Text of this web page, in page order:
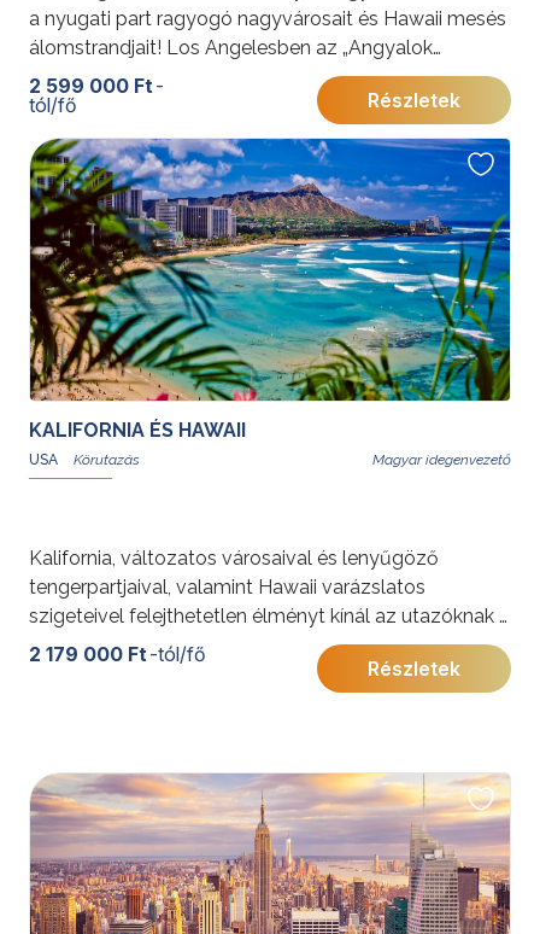
a nyugati part ragyogó nagyvárosait és Hawaii mesés
álomstrandjait! Los Angelesben az „Angyalok
városának” sztárvilágában sétálhat, Las Vegas
neonfényes kaszinói és showműsorai garantálják az
izgalmas pillanatokat, míg Honoluluban a legendás
Waikiki Beach-en ünnepelheti az újévet igazi hawaii
hangulatban.
További érdekességekért az Amerikai Egyesült
Államokról kattintson ide.
2 599 000 Ft -
tól/fő
Részletek
KALIFORNIA ÉS HAWAII
USA Magyar idegenvezető
Kalifornia, változatos városaival és lenyűgöző
tengerpartjaival, valamint Hawaii varázslatos
szigeteivel felejthetetlen élményt kínál az utazóknak a
filmipar csillogásától a természeti szépségekig. Los
Angeles, Santa Barbara és San Diego mediterrán
Államokról kattintson ide.
2 179 000 Ft -tól/fő
Részletek